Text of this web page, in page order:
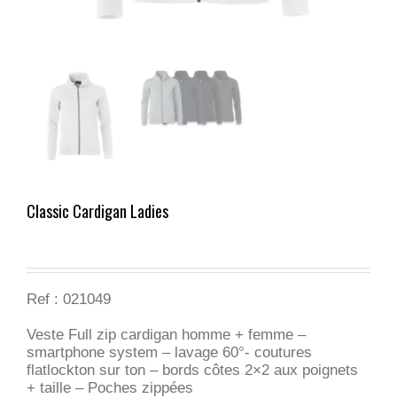
Classic Cardigan Ladies
Ref : 021049
Veste Full zip cardigan homme + femme –
smartphone system – lavage 60°- coutures
flatlockton sur ton – bords côtes 2×2 aux poignets
+ taille – Poches zippées